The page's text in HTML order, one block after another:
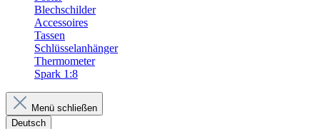
Blechschilder
Accessoires
Tassen
Schlüsselanhänger
Thermometer
Spark 1:8
Menü schließen
Deutsch